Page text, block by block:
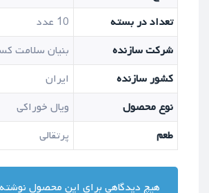
تعداد در بسته
10 عدد
شرکت سازنده
بنیان سلامت
کشور سازنده
ایران
نوع محصول
ویال خوراکی
طعم
پرتقالی
هیچ دیدگاهی برای این محصول